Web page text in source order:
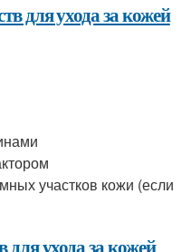
для ухода за кожей
участков кожи (если
для ухода за кожей